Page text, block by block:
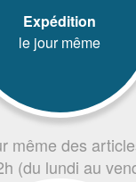
Expédition
le jour même
même des
(du lundi au